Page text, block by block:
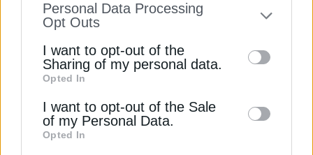
to your opt-out. You may separately opt-out
information by third parties on the IAB’s list
of downstream participants. This
information may also be disclosed by us to
third parties on theIAB’s List of
Downstream Participants
Personal Data Processing
Opt Outs
I want to opt-out of the
Sharing of my personal data.
Opted In
I want to opt-out of the Sale
of my Personal Data.
Opted In
8 Απριλίου 2026